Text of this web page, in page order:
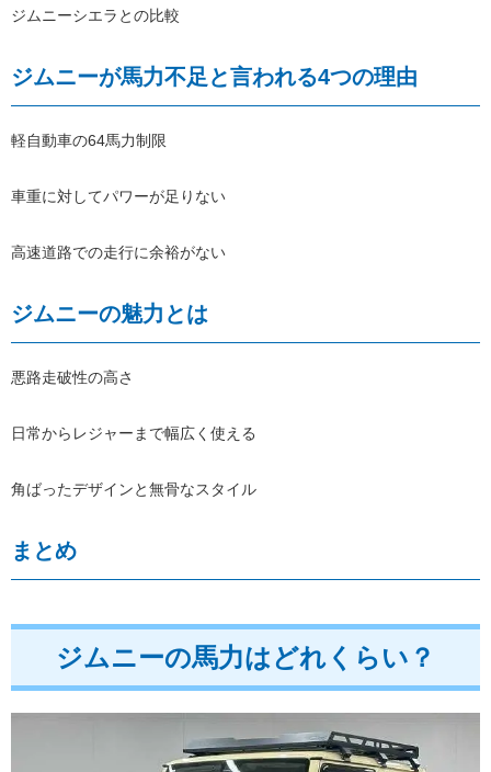
ジムニーシエラとの比較
ジムニーが馬力不足と言われる4つの理由
軽自動車の64馬力制限
車重に対してパワーが足りない
高速道路での走行に余裕がない
ジムニーの魅力とは
悪路走破性の高さ
日常からレジャーまで幅広く使える
角ばったデザインと無骨なスタイル
まとめ
ジムニーの馬力はどれくらい？